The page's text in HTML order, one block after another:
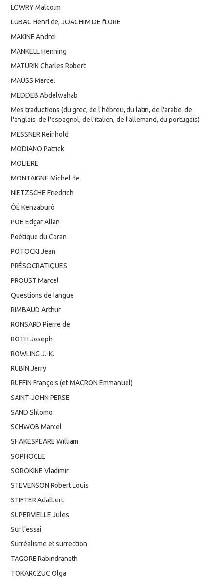
LOWRY Malcolm
LUBAC Henri de, JOACHIM DE fLORE
MAKINE Andreï
MANKELL Henning
MATURIN Charles Robert
MAUSS Marcel
MEDDEB Abdelwahab
Mes traductions (du grec, de l'hébreu, du latin, de l'arabe, de
l'anglais, de l'espagnol, de l'italien, de l'allemand, du portugais)
MESSNER Reinhold
MODIANO Patrick
MOLIERE
MONTAIGNE Michel de
NIETZSCHE Friedrich
ÔÉ Kenzaburô
POE Edgar Allan
Poétique du Coran
POTOCKI Jean
PRÉSOCRATIQUES
PROUST Marcel
Questions de langue
RIMBAUD Arthur
RONSARD Pierre de
ROTH Joseph
ROWLING J.-K.
RUBIN Jerry
RUFFIN François (et MACRON Emmanuel)
SAINT-JOHN PERSE
SAND Shlomo
SCHWOB Marcel
SHAKESPEARE William
SOPHOCLE
SOROKINE Vladimir
STEVENSON Robert Louis
STIFTER Adalbert
SUPERVIELLE Jules
Sur l’essai
Surréalisme et surrection
TAGORE Rabindranath
TOKARCZUC Olga